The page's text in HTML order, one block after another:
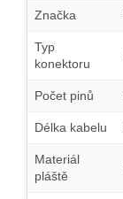
Značka
Typ
konektoru
Počet pinů
Délka kabelu
Materiál
pláště